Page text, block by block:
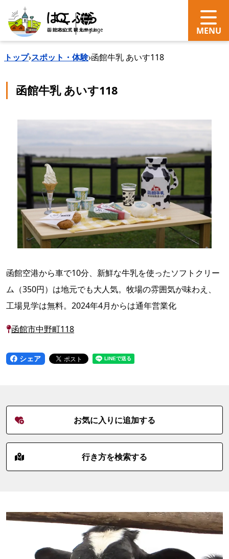
search Language
トップ›スポット・体験›函館牛乳 あいす118
函館牛乳 あいす118
函館空港から車で10分、新鮮な牛乳を使ったソフトクリー
ム（350円）は地元でも大人気。牧場の雰囲気が味わえ、
工場見学は無料。2024年4月からは通年営業化
函館市中野町118
シェア
お気に入りに追加する
行き方を検索する